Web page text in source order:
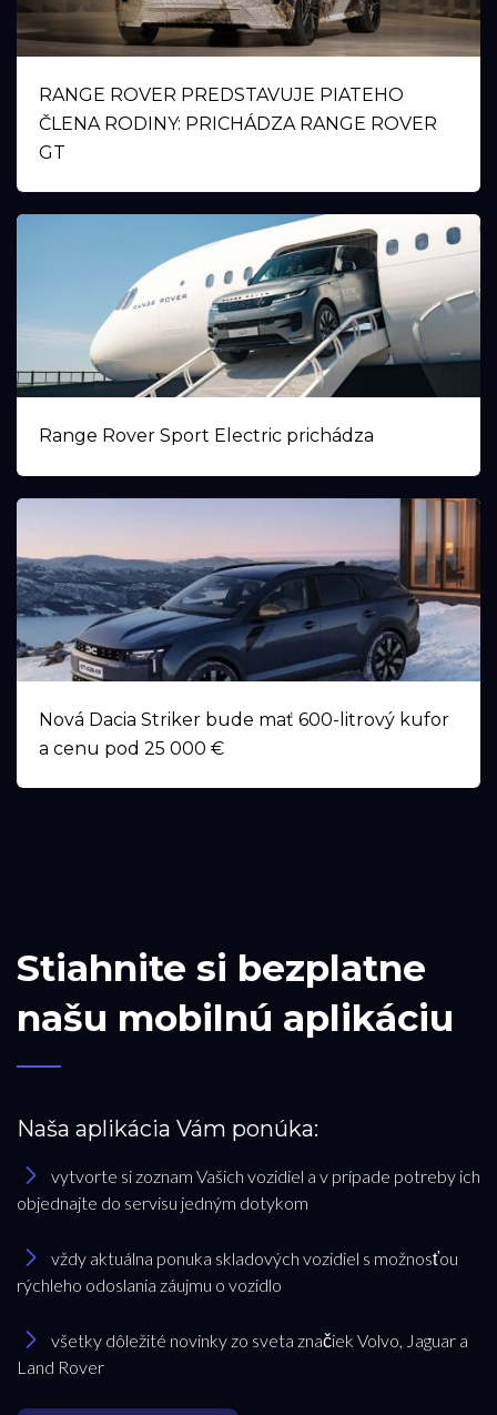
RANGE ROVER PREDSTAVUJE PIATEHO
ČLENA RODINY: PRICHÁDZA RANGE ROVER
GT
Range Rover Sport Electric prichádza
Nová Dacia Striker bude mať 600-litrový kufor
a cenu pod 25 000 €
Stiahnite si bezplatne
našu mobilnú aplikáciu
Naša aplikácia Vám ponúka:
vytvorte si zoznam Vašich vozidiel a v prípade potreby ich
objednajte do servisu jedným dotykom
vždy aktuálna ponuka skladových vozidiel s možnosťou
rýchleho odoslania záujmu o vozidlo
všetky dôležité novinky zo sveta značiek Volvo, Jaguar a
Land Rover